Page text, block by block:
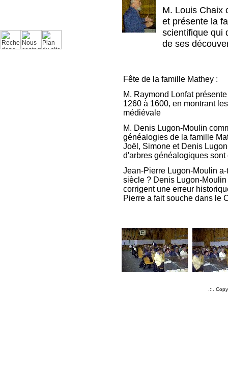
M. Louis Chaix
et présente la
scientifique qui
de ses
Fête de la famille Mathey :
M. Raymond Lonfat
1260 à 1600, en montrant
médiévale
M. Denis Lugon-Moulin
généalogies de la famille
Joël, Simone et Denis
d'arbres généalogiques
Jean-Pierre Lugon-Moulin
siècle ? Denis Lugon-
corrigent une erreur
Pierre a fait souche dans le
.::.